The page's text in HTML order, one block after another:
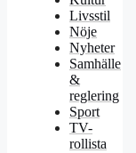
Livsstil
Nöje
Nyheter
Samhälle
&
reglering
Sport
TV-
rollista